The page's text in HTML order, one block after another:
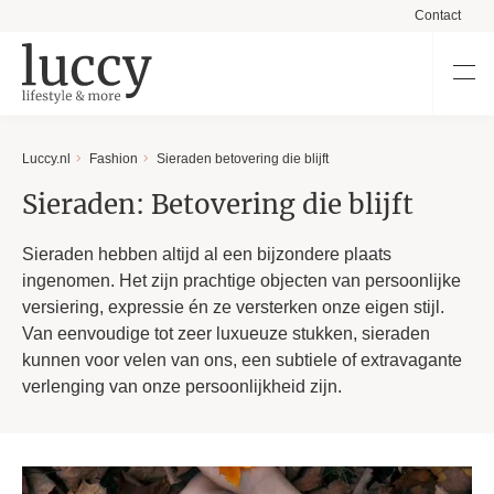
Contact
Luccy.nl Fashion Sieraden betovering die blijft
Sieraden: Betovering die blijft
Sieraden hebben altijd al een bijzondere plaats
ingenomen. Het zijn prachtige objecten van persoonlijke
versiering, expressie én ze versterken onze eigen stijl.
Van eenvoudige tot zeer luxueuze stukken, sieraden
kunnen voor velen van ons, een subtiele of extravagante
verlenging van onze persoonlijkheid zijn.